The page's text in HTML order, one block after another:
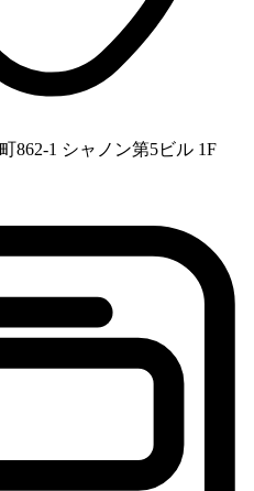
862-1 シャノン第5ビル 1F